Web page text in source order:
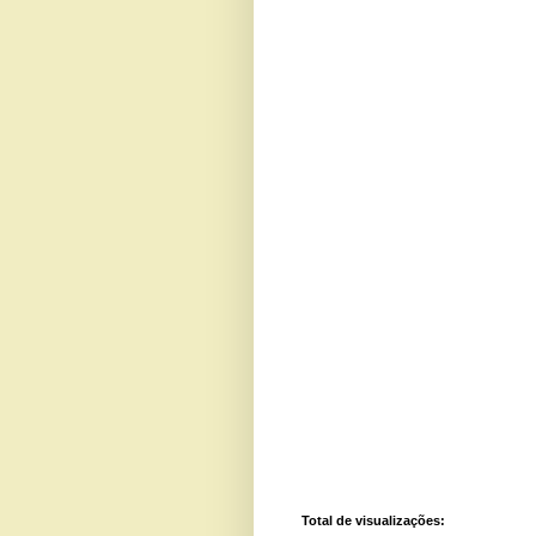
Total de visualizações: